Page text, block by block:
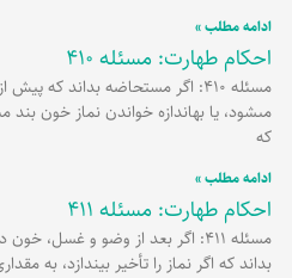
ادامه مطلب »
احکام طهارت: مسئله 410
مسئله 410: اگر مستحاضه بداند
مى‏شود، یا به‏اندازه خواندن نماز خون بند
که
ادامه مطلب »
احکام طهارت: مسئله 411
مسئله 411: اگر بعد از وضو و
بداند که اگر نماز را تأخیر بیندازد، به